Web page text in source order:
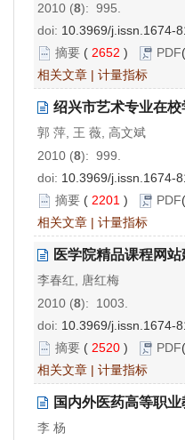
2010 (8): 995.
doi: 10.3969/j.issn.1674-
摘要 ( 2652 ) PDF
相关文章 | 计量指标
绍兴市艺术专业在
郭 萍, 王 薇, 高文斌
2010 (8): 999.
doi: 10.3969/j.issn.1674-
摘要 ( 2201 ) PDF
相关文章 | 计量指标
医学院精品课程网
李春红, 唐红梅
2010 (8): 1003.
doi: 10.3969/j.issn.1674-
摘要 ( 2520 ) PDF
相关文章 | 计量指标
国内外医药高等职
李 杨